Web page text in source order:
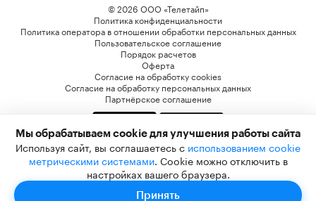
Мы обрабатываем cookie для улучшения работы сайта
Используя сайт, вы соглашаетесь с использованием cookie
метрическими системами. Cookie можно отключить в
настройках вашего браузера.
Принять
© 2026 ООО «Телетайп»
Политика конфиденциальности
Политика оператора в отношении обработки персональных данных
Пользовательское соглашение
Порядок расчетов
Оферта
Согласие на обработку cookies
Согласие на обработку персональных данных
Партнёрское соглашение
* Компания Meta Platforms Inc. признана экстремистской организацией, и ее
деятельность запрещена на территории РФ. WhatsApp, Facebook и Instagram являются
ее продуктами. Реализация Facebook и Instagram на территории РФ запрещена.